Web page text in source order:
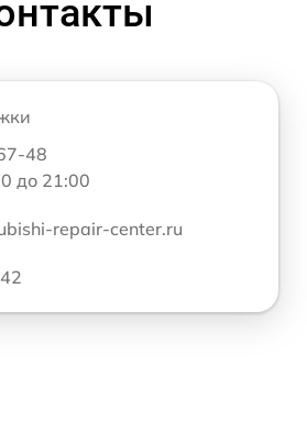
48
до 21:00
repair-center.ru